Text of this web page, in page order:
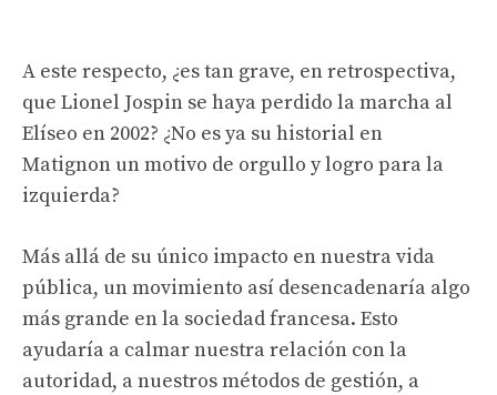
A este respecto, ¿es tan grave, en retrospectiva,
que Lionel Jospin se haya perdido la marcha al
Elíseo en 2002? ¿No es ya su historial en
Matignon un motivo de orgullo y logro para la
izquierda?
Más allá de su único impacto en nuestra vida
pública, un movimiento así desencadenaría algo
más grande en la sociedad francesa. Esto
ayudaría a calmar nuestra relación con la
autoridad, a nuestros métodos de gestión, a